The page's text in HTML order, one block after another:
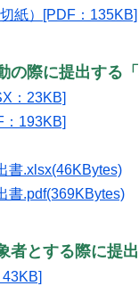
紙）[PDF：135KB]
際に提出する「
：23KB]
193KB]
書.xlsx(46KBytes)
書.pdf(369KBytes)
とする際に提出